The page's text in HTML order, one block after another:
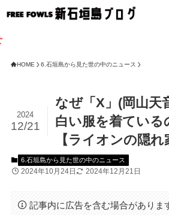
HOME 6.石垣島から見た世の中のニュース
なぜ「X」(岡山天
白い服を着ている
【ライオンの隠れ
2024
12/21
6.石垣島から見た世の中のニュース
2024年10月24日 2024年12月21日
記事内に広告を含む場合がありま